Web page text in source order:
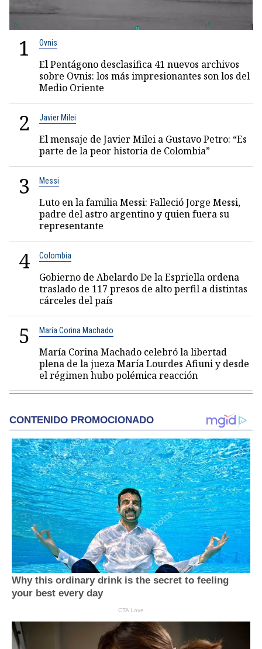
1 Ovnis
El Pentágono desclasifica 41 nuevos archivos
sobre Ovnis: los más impresionantes son los del
Medio Oriente
2 Javier Milei
El mensaje de Javier Milei a Gustavo Petro: “Es
parte de la peor historia de Colombia”
3 Messi
Luto en la familia Messi: Falleció Jorge Messi,
padre del astro argentino y quien fuera su
representante
4 Colombia
Gobierno de Abelardo De la Espriella ordena
traslado de 117 presos de alto perfil a distintas
cárceles del país
5 María Corina Machado
María Corina Machado celebró la libertad
plena de la jueza María Lourdes Afiuni y desde
el régimen hubo polémica reacción